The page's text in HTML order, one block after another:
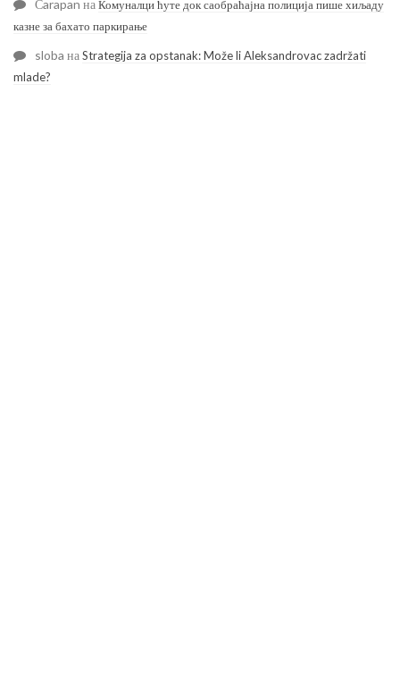
Čarapan наКомуналци ћуте док саобраћајна полиција пише хиљаду
казне за бахато паркирање
sloba наStrategija za opstanak: Može li Aleksandrovac zadržati
mlade?